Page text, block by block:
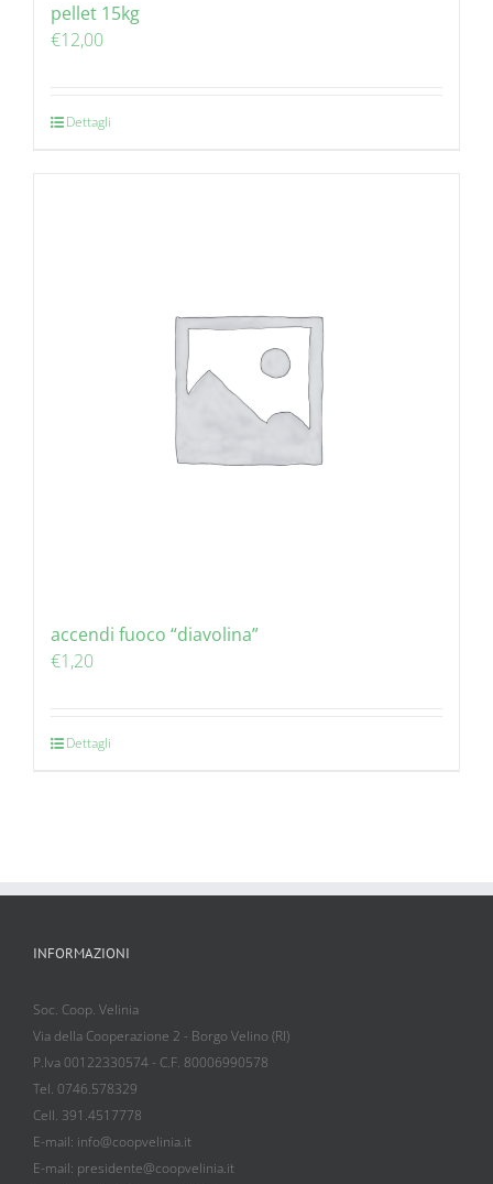
pellet 15kg
€12,00
Dettagli
accendi fuoco “diavolina”
€1,20
Dettagli
INFORMAZIONI
Soc. Coop. Velinia
Via della Cooperazione 2 - Borgo Velino (RI)
P.Iva 00122330574 - C.F. 80006990578
Tel. 0746.578329
Cell. 391.4517778
E-mail: info@coopvelinia.it
E-mail: presidente@coopvelinia.it